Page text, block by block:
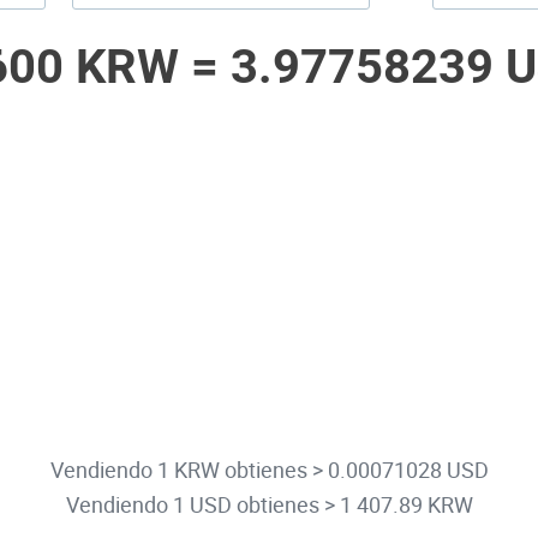
KRW = 3.97758239
Vendiendo 1 KRW obtienes > 0.00071028 USD
Vendiendo 1 USD obtienes > 1 407.89 KRW